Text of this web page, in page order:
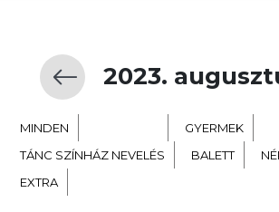
2023.
MINDEN
GYERMEK
TÁNC SZÍNHÁZ NEVELÉS
BALETT
EXTRA